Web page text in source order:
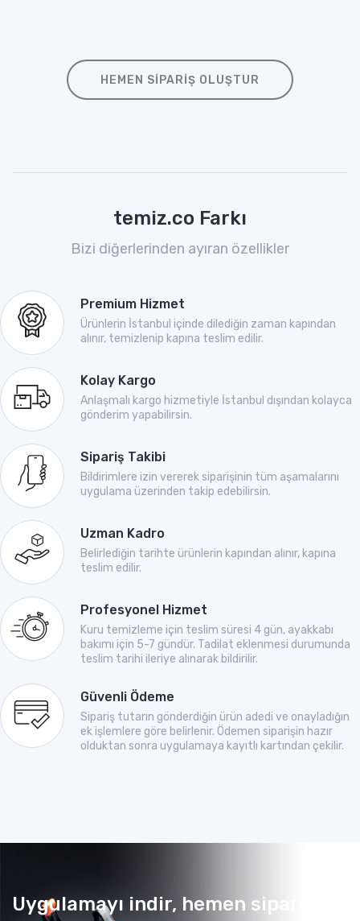
HEMEN SIPARIŞ OLUŞTUR
temiz.co Farkı
Bizi diğerlerinden ayıran özellikler
Premium Hizmet
Ürünlerin İstanbul içinde dilediğin zaman kapından
alınır, temizlenip kapına teslim edilir.
Kolay Kargo
Anlaşmalı kargo hizmetiyle İstanbul dışından kolayca
gönderim yapabilirsin.
Sipariş Takibi
Bildirimlere izin vererek siparişinin tüm aşamalarını
uygulama üzerinden takip edebilirsin.
Uzman Kadro
Belirlediğin tarihte ürünlerin kapından alınır, kapına
teslim edilir.
Profesyonel Hizmet
Kuru temizleme için teslim süresi 4 gün, ayakkabı
bakımı için 5-7 gündür. Tadilat eklenmesi durumunda
teslim tarihi ileriye alınarak bildirilir.
Güvenli Ödeme
Sipariş tutarın gönderdiğin ürün adedi ve onayladığın
ek işlemlere göre belirlenir. Ödemen siparişin hazır
olduktan sonra uygulamaya kayıtlı kartından çekilir.
Uygulamayı indir, hemen sipariş